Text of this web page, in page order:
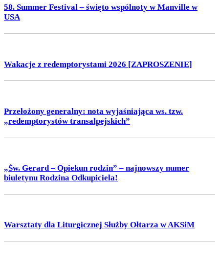
58. Summer Festival – święto wspólnoty w Manville w
USA
Wakacje z redemptorystami 2026 [ZAPROSZENIE]
Przełożony generalny: nota wyjaśniająca ws. tzw.
„redemptorystów transalpejskich”
„Św. Gerard – Opiekun rodzin” – najnowszy numer
biuletynu Rodzina Odkupiciela!
Warsztaty dla Liturgicznej Służby Ołtarza w AKSiM